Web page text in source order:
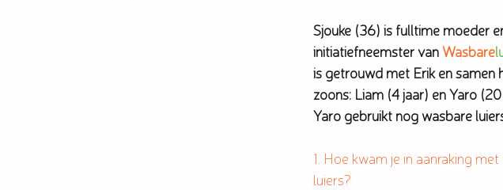
Sjouke (36) is fulltime moeder
initiatiefneemster van Wasbare
is getrouwd met Erik en samen
zoons: Liam (4 jaar) en Yaro
Yaro gebruikt nog wasbare
1. Hoe kwam je in aanraking
luiers?